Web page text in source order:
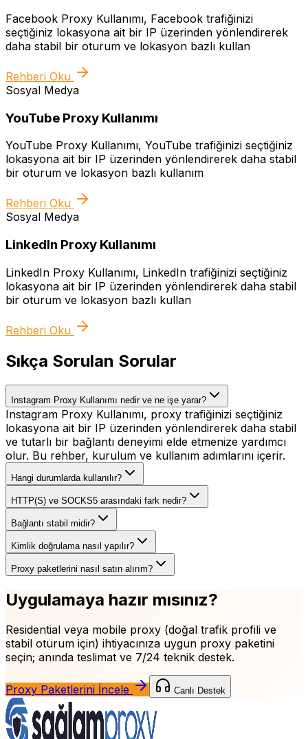
Facebook Proxy Kullanımı, Facebook trafiğinizi
seçtiğiniz lokasyona ait bir IP üzerinden yönlendirerek
daha stabil bir oturum ve lokasyon bazlı kullan
Rehberi Oku
Sosyal Medya
YouTube Proxy Kullanımı
YouTube Proxy Kullanımı, YouTube trafiğinizi seçtiğiniz
lokasyona ait bir IP üzerinden yönlendirerek daha stabil
bir oturum ve lokasyon bazlı kullanım
Rehberi Oku
Sosyal Medya
LinkedIn Proxy Kullanımı
LinkedIn Proxy Kullanımı, LinkedIn trafiğinizi seçtiğiniz
lokasyona ait bir IP üzerinden yönlendirerek daha stabil
bir oturum ve lokasyon bazlı kullan
Rehberi Oku
Sıkça Sorulan Sorular
Instagram Proxy Kullanımı nedir ve ne işe yarar?
Instagram Proxy Kullanımı, proxy trafiğinizi seçtiğiniz
lokasyona ait bir IP üzerinden yönlendirerek daha stabil
ve tutarlı bir bağlantı deneyimi elde etmenize yardımcı
olur. Bu rehber, kurulum ve kullanım adımlarını içerir.
Hangi durumlarda kullanılır?
HTTP(S) ve SOCKS5 arasındaki fark nedir?
Bağlantı stabil midir?
Kimlik doğrulama nasıl yapılır?
Proxy paketlerini nasıl satın alırım?
Uygulamaya hazır mısınız?
Residential veya mobile proxy (doğal trafik profili ve
stabil oturum için) ihtiyacınıza uygun proxy paketini
seçin; anında teslimat ve 7/24 teknik destek.
Proxy Paketlerini İncele Canlı Destek